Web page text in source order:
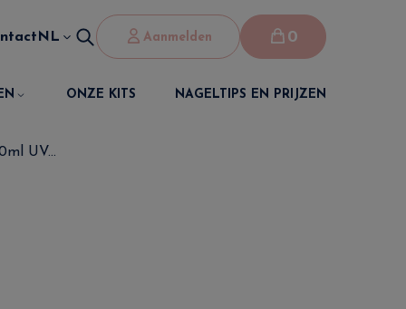
NL Aanmelden 0
ONZE KITS NAGELTIPS EN PRIJZEN
UV...